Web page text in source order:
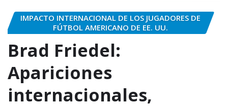
IMPACTO INTERNACIONAL DE LOS JUGADORES DE
FÚTBOL AMERICANO DE EE. UU.
Brad Friedel:
Apariciones
internacionales,